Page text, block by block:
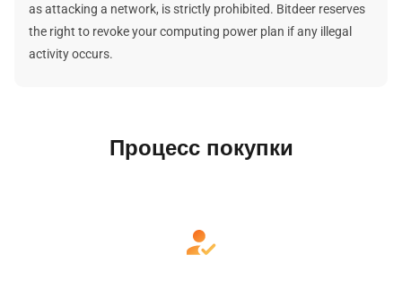
as attacking a network, is strictly prohibited. Bitdeer reserves
the right to revoke your computing power plan if any illegal
activity occurs.
Процесс покупки